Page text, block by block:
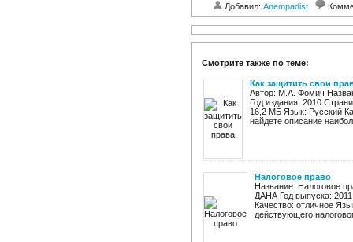
Добавил: Anempadist
Смотрите также по теме:
Как защитить свои
Автор: М.А. Фомич
Год издания: 2010
16,2 МБ Язык: Русский
найдете описание
Налоговое право
Название: Налоговое
ДАНА Год выпуска:
Качество: отличное
действующего